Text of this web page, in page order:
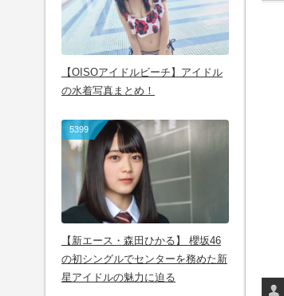
【OISOアイドルビーチ】アイドル
の水着写真まとめ！
5399
【新エース・森田ひかる】 櫻坂46
の初シングルでセンターを務めた新
星アイドルの魅力に迫る